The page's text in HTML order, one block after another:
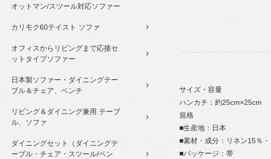
オットマン/スツール対応ソファー
カリモク60テイスト ソファ
オフィスからリビングまで応接セ
ットタイプソファー
日本製ソファー・ダイニングテー
ブル＆チェア、ベンチ
リビング＆ダイニング兼用 テーブ
ル、ソファ
ダイニングセット（ダイニングテ
ーブル・チェア・スツール/ベン
サイズ・容量
ハンカチ：約25cm×25cm
規格
■生産地：日本
■素材・成分：リネン15％
■パッケージ：帯